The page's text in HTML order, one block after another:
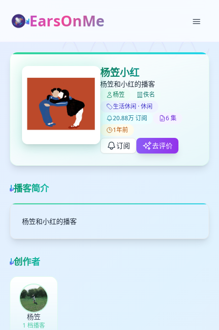
EarsOnMe
杨笠小红
杨笠和小红的播客
杨笠
佚名
生活休闲 · 休闲
20.88万 订阅
6 集
1年前
订阅 去评价
播客简介
杨笠和小红的播客
创作者
杨笠
1 档播客
✕
打分
键盘下留人
取消 确定
✕
删除确认
取消
✕
加入播单